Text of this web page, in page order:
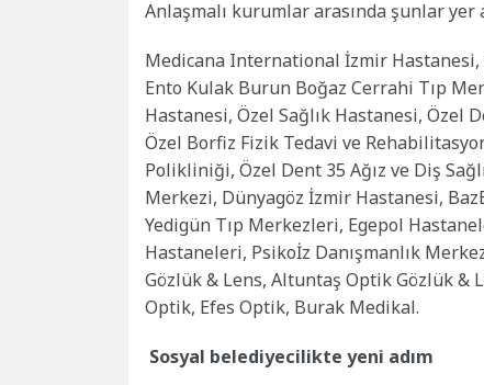
Anlaşmalı kurumlar arasında şunlar yer
Medicana International İzmir Hastanesi,
Ento Kulak Burun Boğaz Cerrahi Tıp
Hastanesi, Özel Sağlık Hastanesi, Özel
Özel Borfiz Fizik Tedavi ve
Polikliniği, Özel Dent 35 Ağız ve Diş
Merkezi, Dünyagöz İzmir Hastanesi,
Yedigün Tıp Merkezleri, Egepol
Hastaneleri, Psikoİz Danışmanlık
Gözlük & Lens, Altuntaş Optik Gözlük &
Optik, Efes Optik, Burak Medikal.
Sosyal belediyecilikte yeni adım